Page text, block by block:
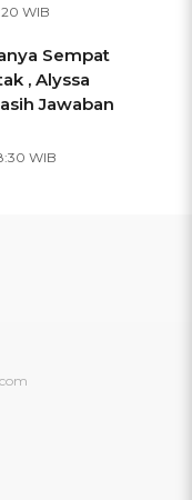
WIB
Sempat
, Alyssa
Jawaban
WIB